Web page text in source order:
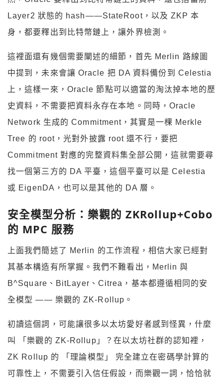
Layer2 狀態的 hash——StateRoot，以及 ZKP 本
身，都要釋出到比特幣鏈上，讓外界檢測。
這裡面還有幾個需要闡述的細節，首先 Merlin 路線圖
中提到，未來會讓 Oracle 把 DA 資料備份到 Celestia
上，這樣一來，Oracle 節點可以適當的淘汰掉本地的歷
史資料，不需要把資料永存在本地。同時，Oracle
Network 生成的 Commitment，其實是一棵 Merkle
Tree 的 root，光對外披露 root 還不行，要把
Commitment 對應的完整資料集全部公開，這就需要尋
找一個第三方的 DA 平臺，這個平臺可以是 Celestia
或 EigenDA，也可以是其他的 DA 層。
安全模型分析：樂觀的 ZKRollup+Cobo
的 MPC 服務
上面我們簡述了 Merlin 的工作流程，相信大家已經對
其基本構造有所掌握。我們不難看出，Merlin 與
B^Square、BitLayer、Citrea，基本都遵循相同的安
全模型 —— 樂觀的 ZK-Rollup。
初讀這個詞，可能讓很多以太坊愛好者感到怪異，什麼
叫 「樂觀的 ZK-Rollup」？在以太坊社群的認知裡，
ZK Rollup 的 「理論模型」 完全建立在密碼學計算的
可靠性上，不需要引入信任假設，而樂觀一詞，恰恰就